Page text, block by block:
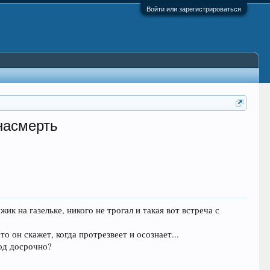
Войти или зарегистрироваться
на газельке, никого не трогал и такая вот встреча с
он скажет, когда протрезвеет и осознает...
досрочно?